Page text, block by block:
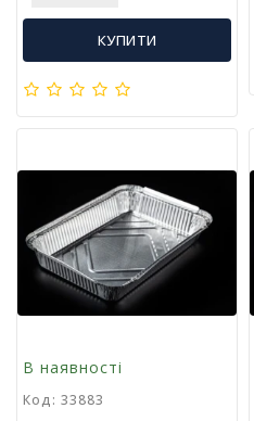
й
т
о
в
р
КУПИТИ
В наявності
Код: 33883